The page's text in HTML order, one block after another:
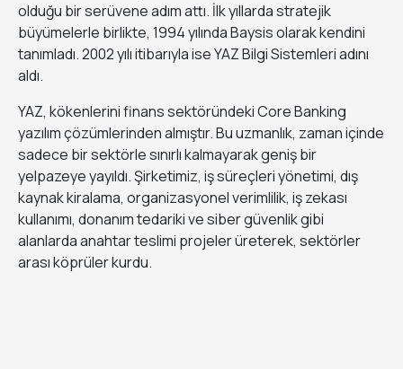
olduğu bir serüvene adım attı. İlk yıllarda stratejik
büyümelerle birlikte, 1994 yılında Baysis olarak kendini
tanımladı. 2002 yılı itibarıyla ise YAZ Bilgi Sistemleri adını
aldı.
YAZ, kökenlerini finans sektöründeki Core Banking
yazılım çözümlerinden almıştır. Bu uzmanlık, zaman içinde
sadece bir sektörle sınırlı kalmayarak geniş bir
yelpazeye yayıldı. Şirketimiz, iş süreçleri yönetimi, dış
kaynak kiralama, organizasyonel verimlilik, iş zekası
kullanımı, donanım tedariki ve siber güvenlik gibi
alanlarda anahtar teslimi projeler üreterek, sektörler
arası köprüler kurdu.